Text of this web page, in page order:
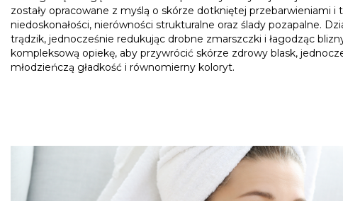
zostały opracowane z myślą o skórze dotkniętej przebarwieniami i
niedoskonałości, nierówności strukturalne oraz ślady pozapalne.
trądzik, jednocześnie redukując drobne zmarszczki i łagodząc
kompleksową opiekę, aby przywrócić skórze zdrowy blask,
młodzieńczą gładkość i równomierny koloryt.